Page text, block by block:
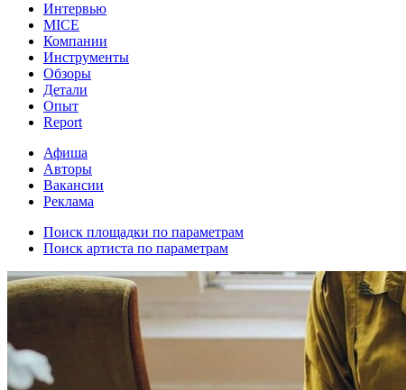
Интервью
MICE
Компании
Инструменты
Обзоры
Детали
Опыт
Report
Афиша
Авторы
Вакансии
Реклама
Поиск площадки по параметрам
Поиск артиста по параметрам